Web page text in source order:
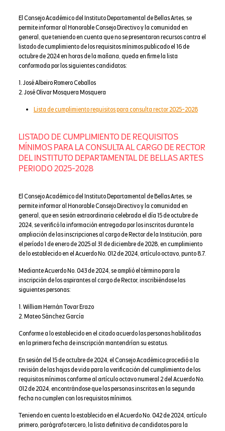
El Consejo Académico del Instituto Departamental de Bellas Artes, se
permite informar al Honorable Consejo Directivo y la comunidad en
general, que teniendo en cuenta que no se presentaron recursos contra el
listado de cumplimiento de los requisitos mínimos publicado el 16 de
octubre de 2024 en horas de la mañana, queda en firme la lista
conformada por los siguientes candidatos:
1. José Albeiro Romero Ceballos
2. José Olivar Mosquera Mosquera
Lista de cumplimiento requisitos para consulta rector 2025-2028
LISTADO DE CUMPLIMIENTO DE REQUISITOS
MÍNIMOS PARA LA CONSULTA AL CARGO DE RECTOR
DEL INSTITUTO DEPARTAMENTAL DE BELLAS ARTES
PERIODO 2025-2028
El Consejo Académico del Instituto Departamental de Bellas Artes, se
permite informar al Honorable Consejo Directivo y la comunidad en
general, que en sesión extraordinaria celebrada el día 15 de octubre de
2024, se verificó la información entregada por los inscritos durante la
ampliación de las inscripciones al cargo de Rector de la Institución, para
el período 1 de enero de 2025 al 31 de diciembre de 2028, en cumplimiento
de lo establecido en el Acuerdo No. 012 de 2024, artículo octavo, punto 8.7.
Mediante Acuerdo No. 043 de 2024, se amplió el término para la
inscripción de los aspirantes al cargo de Rector, inscribiéndose las
siguientes personas:
1. William Hernán Tovar Erazo
2. Mateo Sánchez García
Conforme a lo establecido en el citado acuerdo las personas habilitadas
en la primera fecha de inscripción mantendrían su estatus.
En sesión del 15 de octubre de 2024, el Consejo Académico procedió a la
revisión de las hojas de vida para la verificación del cumplimiento de los
requisitos mínimos conforme al artículo octavo numeral 2 del Acuerdo No.
012 de 2024, encontrándose que las personas inscritas en la segunda
fecha no cumplen con los requisitos mínimos.
Teniendo en cuenta lo establecido en el Acuerdo No. 042 de 2024, artículo
primero, parágrafo tercero, la lista definitiva de candidatos para la